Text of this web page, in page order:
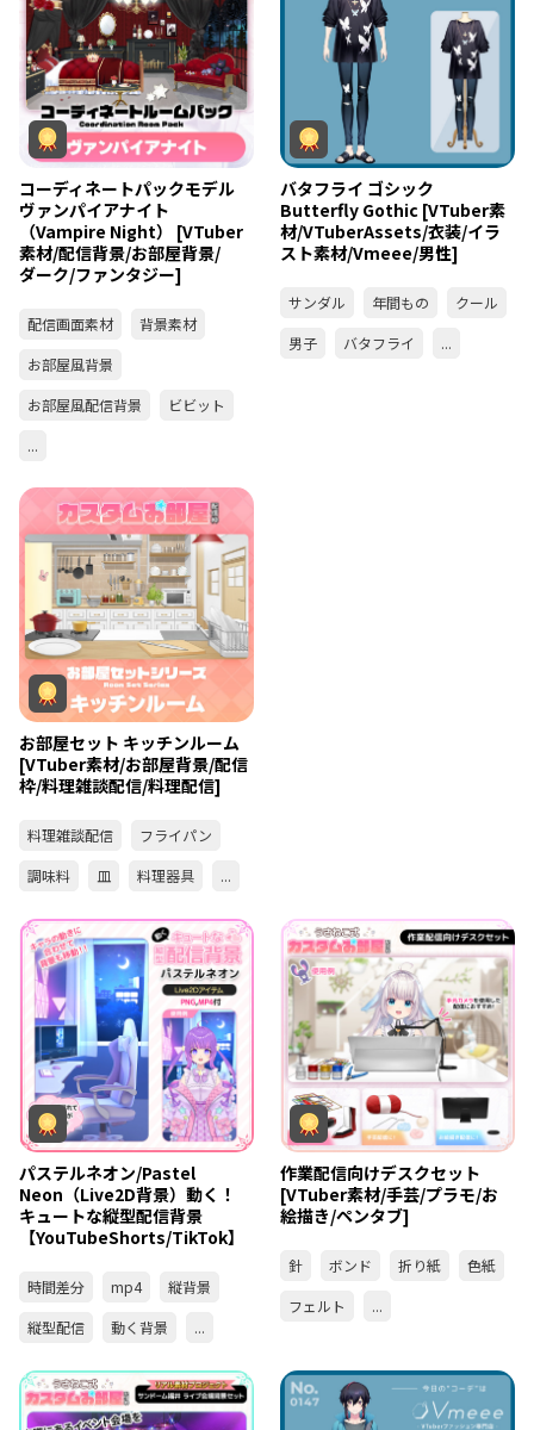
コーディネートパックモデル
ヴァンパイアナイト
（Vampire Night） [VTuber
素材/配信背景/お部屋背景/
ダーク/ファンタジー]
配信画面素材
背景素材
お部屋風背景
お部屋風配信背景
ビビット
...
バタフライ ゴシック
Butterfly Gothic [VTuber素
材/VTuberAssets/衣装/イラ
スト素材/Vmeee/男性]
サンダル 年間もの
クール
男子
バタフライ ...
お部屋セット キッチンルーム
[VTuber素材/お部屋背景/配信
枠/料理雑談配信/料理配信]
料理雑談配信
フライパン
調味料
皿 料理器具 ...
パステルネオン/Pastel
Neon（Live2D背景）動く！
キュートな縦型配信背景
【YouTubeShorts/TikTok】
時間差分 mp4
縦背景
縦型配信
動く背景 ...
作業配信向けデスクセット
[VTuber素材/手芸/プラモ/お
絵描き/ペンタブ]
針 ボンド 折り紙
色紙
フェルト
...